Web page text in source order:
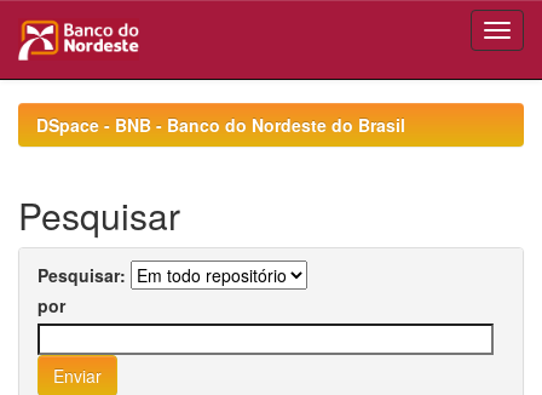
navigationDSpace - BNB - Banco do Nordeste do Brasil
Pesquisar
Pesquisar:
por